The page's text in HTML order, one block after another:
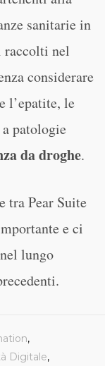
sanitarie in
raccolti nel
considerare
l’epatite, le
patologie
da droghe.
tra Pear Suite
e ci
lungo
,
Digitale,